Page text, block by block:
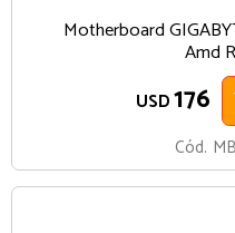
Motherboard
Amd
USD176
Cód.